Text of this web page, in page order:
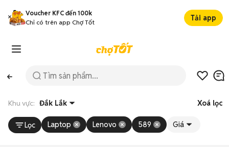
Voucher KFC đến 100k
Chỉ có trên app Chợ Tốt
Tải app
Khu vực: Đắk Lắk Xoá lọc
Lọc Laptop Lenovo 589 Giá